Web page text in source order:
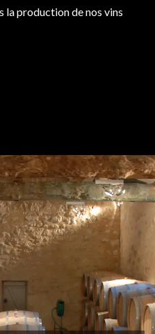
la production de nos vins